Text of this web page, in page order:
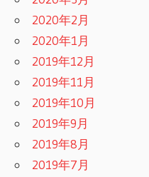
2020年2月
2020年1月
2019年12月
2019年11月
2019年10月
2019年9月
2019年8月
2019年7月